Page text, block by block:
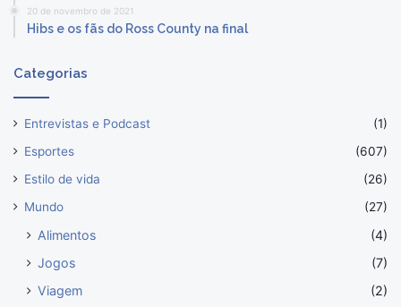
20 de novembro de 2021
Hibs e os fãs do Ross County na final
Categorias
Entrevistas e Podcast
(1)
Esportes
(607)
Estilo de vida
(26)
Mundo
(27)
Alimentos
(4)
Jogos
(7)
Viagem
(2)